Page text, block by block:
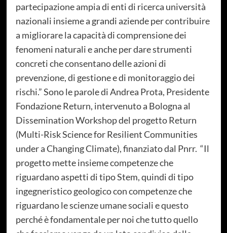
partecipazione ampia di enti di ricerca università
nazionali insieme a grandi aziende per contribuire
a migliorare la capacità di comprensione dei
fenomeni naturali e anche per dare strumenti
concreti che consentano delle azioni di
prevenzione, di gestione e di monitoraggio dei
rischi.” Sono le parole di Andrea Prota, Presidente
Fondazione Return, intervenuto a Bologna al
Dissemination Workshop del progetto Return
(Multi-Risk Science for Resilient Communities
under a Changing Climate), finanziato dal Pnrr. “Il
progetto mette insieme competenze che
riguardano aspetti di tipo Stem, quindi di tipo
ingegneristico geologico con competenze che
riguardano le scienze umane sociali e questo
perché è fondamentale per noi che tutto quello